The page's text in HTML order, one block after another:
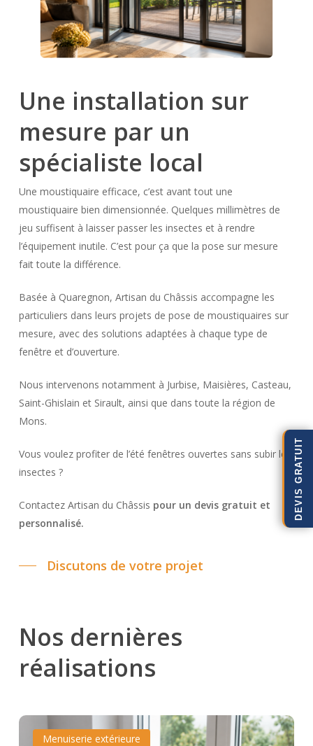
Une installation sur
mesure par un
spécialiste local
Une moustiquaire efficace, c’est avant tout une
moustiquaire bien dimensionnée. Quelques millimètres de
jeu suffisent à laisser passer les insectes et à rendre
l’équipement inutile. C’est pour ça que la pose sur mesure
fait toute la différence.
Basée à Quaregnon, Artisan du Châssis accompagne les
particuliers dans leurs projets de pose de moustiquaires sur
mesure, avec des solutions adaptées à chaque type de
fenêtre et d’ouverture.
Nous intervenons notamment à Jurbise, Maisières, Casteau,
Saint-Ghislain et Sirault, ainsi que dans toute la région de
Mons.
Vous voulez profiter de l’été fenêtres ouvertes sans subir les
insectes ?
Contactez Artisan du Châssis pour un devis gratuit et
personnalisé.
Discutons de votre projet
Nos dernières
réalisations
Certificat
Certificat
Menuiserie extérieure
DEVIS GRATUIT